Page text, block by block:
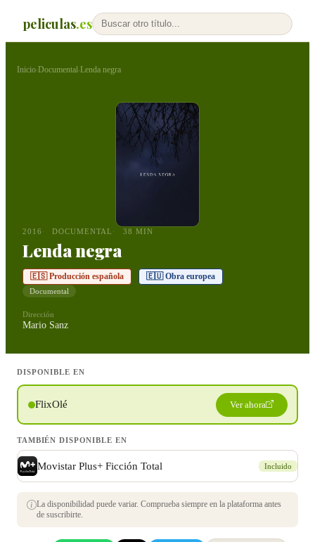
peliculas.es
Inicio›Documental›Lenda negra
2016 DOCUMENTAL 38 MIN
Lenda negra
🇪🇸 Producción española 🇪🇺 Obra europea
Documental
Dirección
Mario Sanz
DISPONIBLE EN
FlixOlé Ver ahora
TAMBIÉN DISPONIBLE EN
Movistar Plus+ Ficción Total Incluido
La disponibilidad puede variar. Comprueba siempre en la plataforma antes
de suscribirte.